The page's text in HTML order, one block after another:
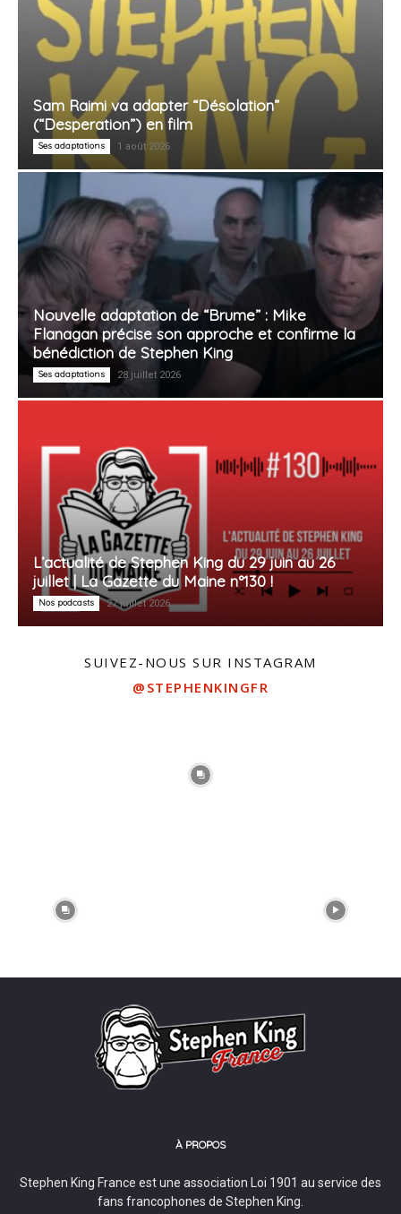
Sam Raimi va adapter “Désolation”
(“Desperation”) en film
Ses adaptations 1 août 2026
Nouvelle adaptation de “Brume” : Mike
Flanagan précise son approche et confirme la
bénédiction de Stephen King
Ses adaptations 28 juillet 2026
L’actualité de Stephen King du 29 juin au 26
juillet | La Gazette du Maine n°130 !
Nos podcasts 27 juillet 2026
SUIVEZ-NOUS SUR INSTAGRAM
@STEPHENKINGFR
À PROPOS
Stephen King France est une association Loi 1901 au service des
fans francophones de Stephen King.